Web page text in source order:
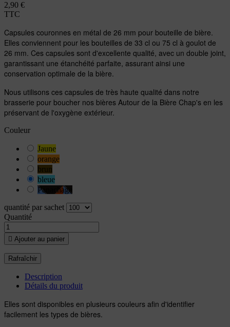
2,90 €
TTC
Capsules couronnes en métal de 26 mm pour bouteille de bière.
Elles conviennent pour les bouteilles de 33 cl ou 75 cl à goulot de
26 mm. Ces capsules sont d'excellente qualité, avec un double joint,
garantissant une étanchéité parfaite, assurant ainsi une
conservation optimale de la bière.
Nous utilisons ces capsules de très haute qualité dans notre
brasserie pour boucher nos bières Autour de la Bière Chap's en les
préservant de l'oxygène extérieur.
Couleur
Jaune
orange
brun
bleue
Panachage
quantité par sachet
Quantité
 Ajouter au panier
Description
Détails du produit
Elles sont disponibles en plusieurs couleurs afin d'identifier
facilement les types de bières.